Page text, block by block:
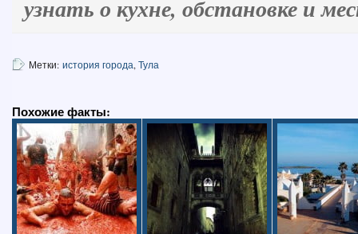
узнать о кухне, обстановке и
Метки: история города, Тула
Похожие факты: